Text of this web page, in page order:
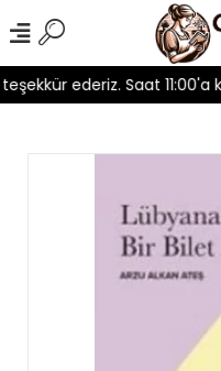
ederiz. Saat 11:00'a